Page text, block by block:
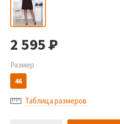
2 595Р
Размер
46
Таблица размеров